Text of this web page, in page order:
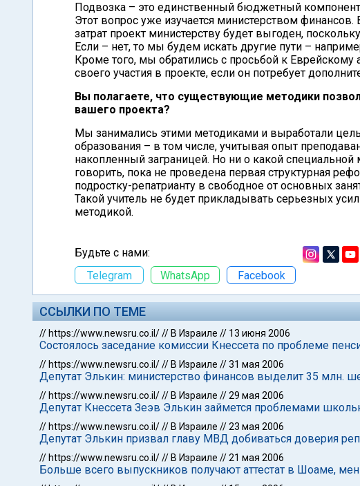
Подвозка – это единственный бюджетный
Этот вопрос уже изучается министерством
затрат проект министерству будет выгоден,
Если – нет, то мы будем искать другие пути –
Кроме того, мы обратились с просьбой к Еврейскому
своего участия в проекте, если он потребует
Вы полагаете, что существующие методики
вашего проекта?
Мы занимались этими методиками и выработали
образования – в том числе, учитывая опыт
накопленный заграницей. Но ни о какой специальной
говорить, пока не проведена первая структурная
подростку-репатрианту в свободное от основных
Такой учитель не будет прикладывать серьезных
методикой.
Будьте с нами:
Telegram
WhatsApp Facebook
ССЫЛКИ ПО ТЕМЕ
// https://www.newsru.co.il/// В Израиле // 13 июня 2006
Состоялось заседание комиссии Кнессета по проблеме
// https://www.newsru.co.il/// В Израиле //31 мая 2006
Депутат Элькин: министерство финансов выделит 35 млн.
// https://www.newsru.co.il/// В Израиле //29 мая 2006
Депутат Кнессета Зеэв Элькин займется проблемами
// https://www.newsru.co.il/// В Израиле //23 мая 2006
Депутат Элькин призвал главу МВД добиваться доверия
// https://www.newsru.co.il/// В Израиле //21 мая 2006
Больше всего выпускников получают аттестат в Шоаме,